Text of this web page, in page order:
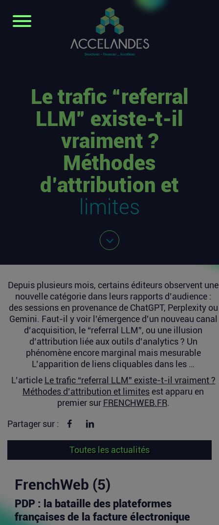
Le trafic “referral
LLM” existe-t-il
vraiment ?
Méthodes
d’attribution et
limites
Depuis plusieurs mois, certains éditeurs observent une
nouvelle catégorie dans leurs rapports d’audience :
des sessions en provenance de ChatGPT, Perplexity ou
Gemini. Faut-il y voir l’émergence d’un nouveau canal
d’acquisition, le “referral LLM”, ou une illusion
d’attribution liée aux outils d’analytics ? Un
phénomène encore marginal mais mesurable
L’apparition de liens cliquables dans les …
L’article Le trafic “referral LLM” existe-t-il vraiment ?
Méthodes d’attribution et limites est apparu en
premier sur FRENCHWEB.FR.
Partager sur : Partager sur Facebook
Toutes les actualités
FrenchWeb (5)
PDP : la bataille des plateformes
françaises de la facture électronique